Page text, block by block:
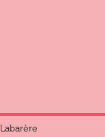
Labarère